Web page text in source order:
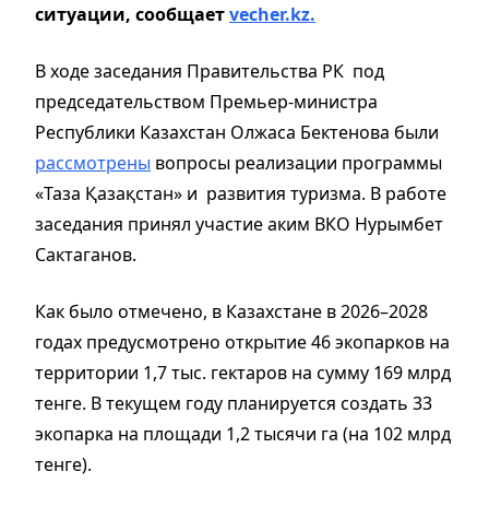
ситуации, сообщаетvecher.kz.
В ходе заседания Правительства РК под
председательством Премьер-министра
Республики Казахстан Олжаса Бектенова были
рассмотрены вопросы реализации программы
«Таза Қазақстан» и развития туризма. В работе
заседания принял участие аким ВКО Нурымбет
Сактаганов.
Как было отмечено, в Казахстане в 2026–2028
годах предусмотрено открытие 46 экопарков на
территории 1,7 тыс. гектаров на сумму 169 млрд
тенге. В текущем году планируется создать 33
экопарка на площади 1,2 тысячи га (на 102 млрд
тенге).